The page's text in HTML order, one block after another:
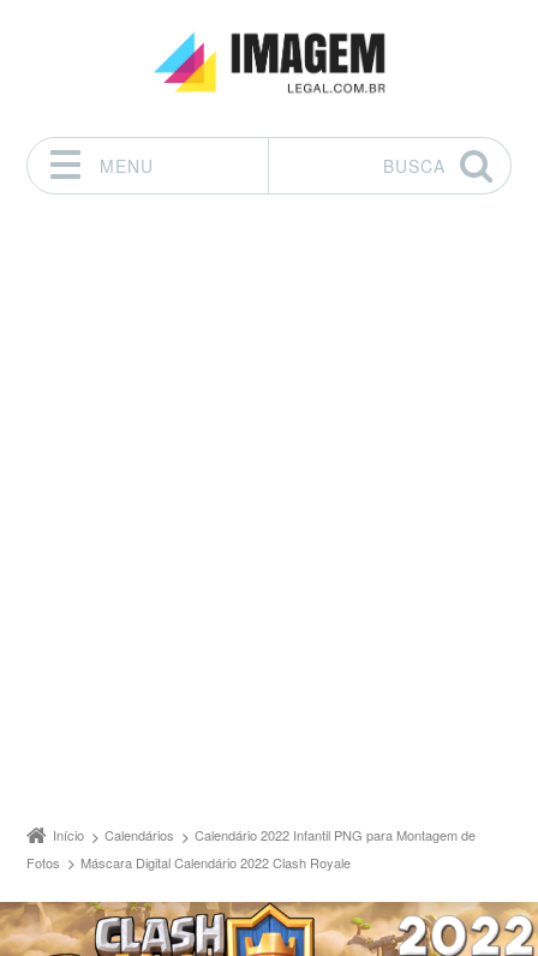
MENU
BUSCA
Início Calendários
Calendário 2022 Infantil PNG para Montagem de
Fotos
Máscara Digital Calendário 2022 Clash Royale